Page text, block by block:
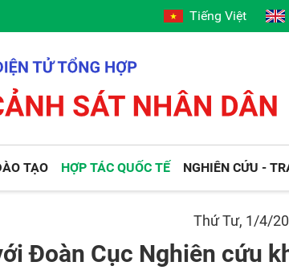
Tiếng Việt
TẠO HỢP TÁC QUỐC TẾ NGHIÊN CỨU -
Thứ Tư, 1/4/
Đoàn Cục Nghiên cứu